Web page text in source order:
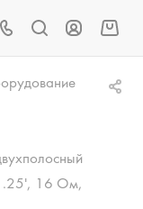
16 Ом,